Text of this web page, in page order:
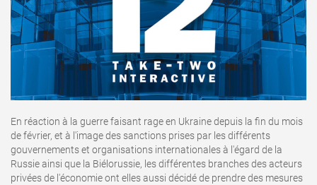
En réaction à la guerre faisant rage en Ukraine depuis la fin du mois
de février, et à l'image des sanctions prises par les différents
gouvernements et organisations internationales à l'égard de la
Russie ainsi que la Biélorussie, les différentes branches des acteurs
privées de l'économie ont elles aussi décidé de prendre des mesures